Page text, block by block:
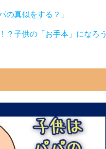
の真似をする？」
？子供の「お手本」になろう